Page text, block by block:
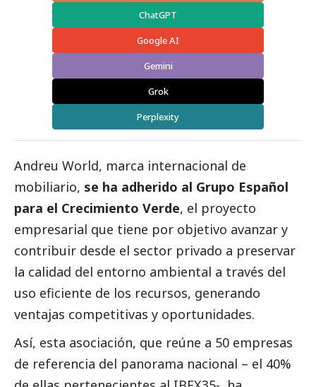
ChatGPT
Google AI
Gemini
Grok
Perplexity
Andreu World, marca internacional de
mobiliario, se ha adherido al Grupo Español
para el Crecimiento Verde, el proyecto
empresarial que tiene por objetivo avanzar y
contribuir desde el sector privado a preservar
la calidad del entorno ambiental a través del
uso eficiente de los recursos, generando
ventajas competitivas y oportunidades.
Así, esta asociación, que reúne a 50 empresas
de referencia del panorama nacional – el 40%